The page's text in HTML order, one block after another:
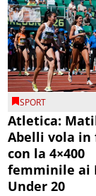
SPORT
Atletica:
Abelli vola in
con la 4×400
femminile ai
Under 20